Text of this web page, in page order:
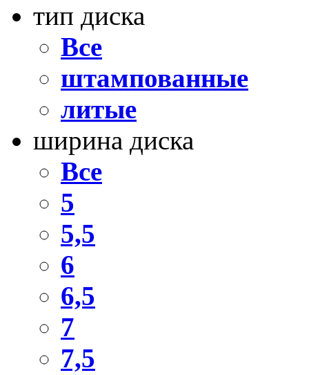
тип диска
Все
штампованные
литые
ширина диска
Все
5
5,5
6
6,5
7
7,5